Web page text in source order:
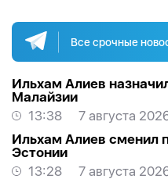
Все срочные
Ильхам Алиев
Малайзии
13:38
7 августа
Ильхам Алиев сменил
Эстонии
13:28
7 августа